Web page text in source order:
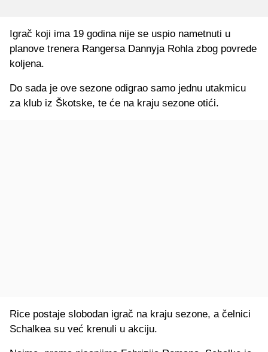
Igrač koji ima 19 godina nije se uspio nametnuti u
planove trenera Rangersa Dannyja Rohla zbog povrede
koljena.
Do sada je ove sezone odigrao samo jednu utakmicu
za klub iz Škotske, te će na kraju sezone otići.
Rice postaje slobodan igrač na kraju sezone, a čelnici
Schalkea su već krenuli u akciju.